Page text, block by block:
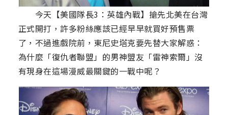
今天【美國隊長3：英雄內戰】搶先北美在台灣
正式開打，許多粉絲應該已經早早就買好預售票
了，不過進戲院前，東尼史塔克要先替大家解惑：
為什麼「復仇者聯盟」的男神盟友「雷神索爾」沒
有現身在這場漫威最關鍵的一戰中呢？